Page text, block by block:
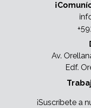
Av.
Edf.
¡Suscríbete a